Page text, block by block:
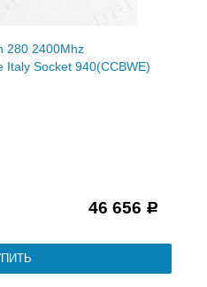
280 2400Mhz
Socket 940(CCBWE)
46 656 Р